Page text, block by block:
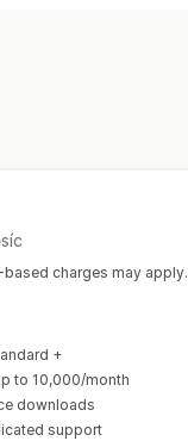
PDF
charges may apply.
+
to 10,000/month
downloads
support